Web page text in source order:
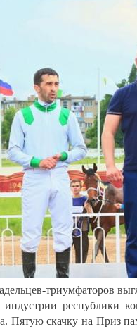
триумфаторов
индустрии республики
Пятую скачку на Приз